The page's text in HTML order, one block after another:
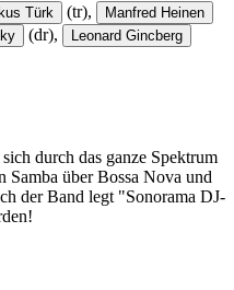
Türk (tr), Manfred Heinen
(dr), Leonard Gincberg
durch das ganze Spektrum
Samba über Bossa Nova und
der Band legt "Sonorama DJ-